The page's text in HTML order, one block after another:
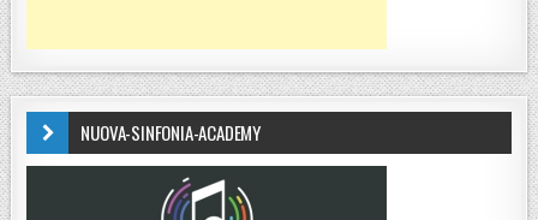
NUOVA-SINFONIA-ACADEMY